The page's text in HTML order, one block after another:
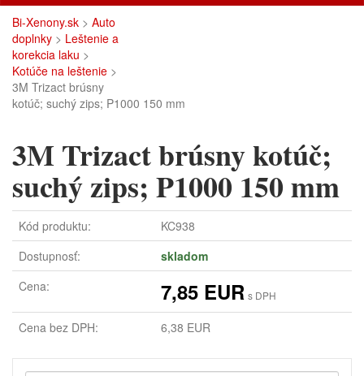
Bi-Xenony.sk > Auto
doplnky > Leštenie a
korekcia laku >
Kotúče na leštenie >
3M Trizact brúsny
kotúč; suchý zips; P1000 150 mm
3M Trizact brúsny kotúč;
suchý zips; P1000 150 mm
Kód produktu:
KC938
Dostupnosť:
skladom
Cena:
7,85 EUR s DPH
Cena bez DPH: 6,38 EUR